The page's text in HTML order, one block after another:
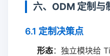
六、ODM 定制与
6.1 定制决策点
形态：独立模块给